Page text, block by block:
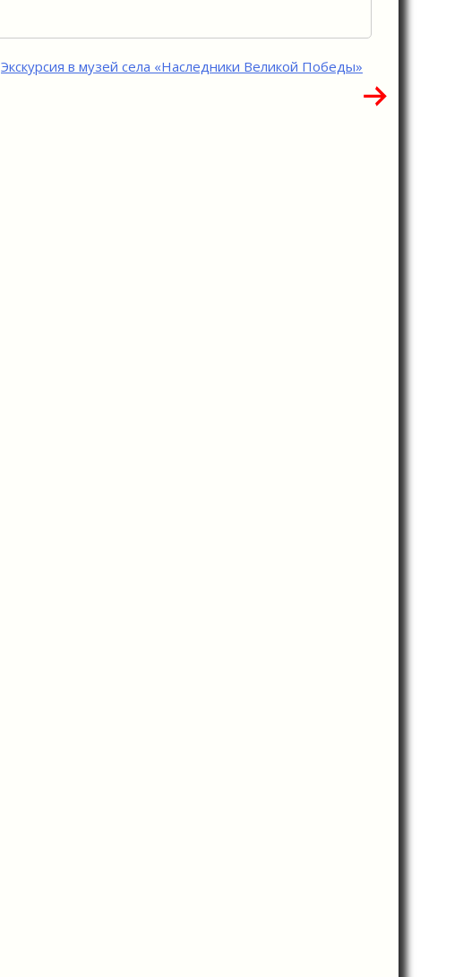
Экскурсия в музей села «Наследники Великой Победы»